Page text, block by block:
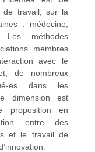
de travail, sur la
: médecine,
Les méthodes
membres
avec le
de nombreux
es dans les
dimension est
proposition en
entre des
et le travail de